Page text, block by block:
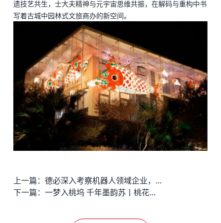
遗技艺共生，士大夫精神与元宇宙思维共振，在解码与重构中书
写着古城中园林式文旅商办的新空间。
上一篇：
德必深入考察机器人领域企业，探索智慧园区服务新路径
下一篇：
一梦入桃坞 千年墨韵苏丨桃花坞剧场正式启幕